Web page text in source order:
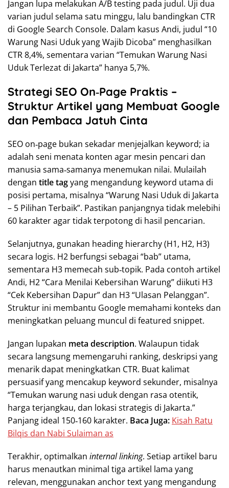
Jangan lupa melakukan A/B testing pada judul. Uji dua
varian judul selama satu minggu, lalu bandingkan CTR
di Google Search Console. Dalam kasus Andi, judul “10
Warung Nasi Uduk yang Wajib Dicoba” menghasilkan
CTR 8,4%, sementara varian “Temukan Warung Nasi
Uduk Terlezat di Jakarta” hanya 5,7%.
Strategi SEO On‑Page Praktis –
Struktur Artikel yang Membuat Google
dan Pembaca Jatuh Cinta
SEO on‑page bukan sekadar menjejalkan keyword; ia
adalah seni menata konten agar mesin pencari dan
manusia sama‑samanya menemukan nilai. Mulailah
dengan title tagyang mengandung keyword utama di
posisi pertama, misalnya “Warung Nasi Uduk di Jakarta
– 5 Pilihan Terbaik”. Pastikan panjangnya tidak melebihi
60 karakter agar tidak terpotong di hasil pencarian.
Selanjutnya, gunakan heading hierarchy (H1, H2, H3)
secara logis. H2 berfungsi sebagai “bab” utama,
sementara H3 memecah sub‑topik. Pada contoh artikel
Andi, H2 “Cara Menilai Kebersihan Warung” diikuti H3
“Cek Kebersihan Dapur” dan H3 “Ulasan Pelanggan”.
Struktur ini membantu Google memahami konteks dan
meningkatkan peluang muncul di featured snippet.
Jangan lupakan meta description. Walaupun tidak
secara langsung memengaruhi ranking, deskripsi yang
menarik dapat meningkatkan CTR. Buat kalimat
persuasif yang mencakup keyword sekunder, misalnya
“Temukan warung nasi uduk dengan rasa otentik,
harga terjangkau, dan lokasi strategis di Jakarta.”
Panjang ideal 150‑160 karakter. Baca Juga: Kisah Ratu
Bilqis dan Nabi Sulaiman as
Terakhir, optimalkan internal linking. Setiap artikel baru
harus menautkan minimal tiga artikel lama yang
relevan, menggunakan anchor text yang mengandung